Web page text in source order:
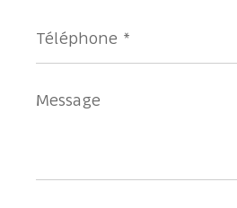
*
Message